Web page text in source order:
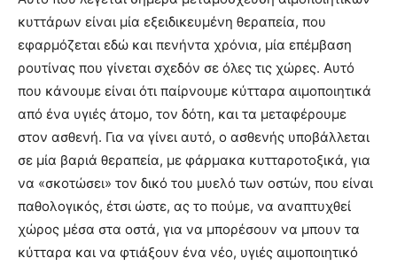
κυττάρων είναι μία εξειδικευμένη θεραπεία, που
εφαρμόζεται εδώ και πενήντα χρόνια, μία επέμβαση
ρουτίνας που γίνεται σχεδόν σε όλες τις χώρες. Αυτό
που κάνουμε είναι ότι παίρνουμε κύτταρα αιμοποιητικά
από ένα υγιές άτομο, τον δότη, και τα μεταφέρουμε
στον ασθενή. Για να γίνει αυτό, ο ασθενής υποβάλλεται
σε μία βαριά θεραπεία, με φάρμακα κυτταροτοξικά, για
να «σκοτώσει» τον δικό του μυελό των οστών, που είναι
παθολογικός, έτσι ώστε, ας το πούμε, να αναπτυχθεί
χώρος μέσα στα οστά, για να μπορέσουν να μπουν τα
κύτταρα και να φτιάξουν ένα νέο, υγιές αιμοποιητικό